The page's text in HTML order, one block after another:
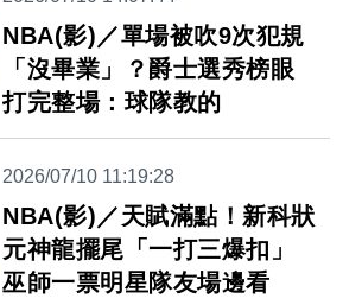
NBA(影)／單場被吹9次犯規
「沒畢業」？爵士選秀榜眼
打完整場：球隊教的
2026/07/10 11:19:28
NBA(影)／天賦滿點！新科狀
元神龍擺尾「一打三爆扣」
巫師一票明星隊友場邊看